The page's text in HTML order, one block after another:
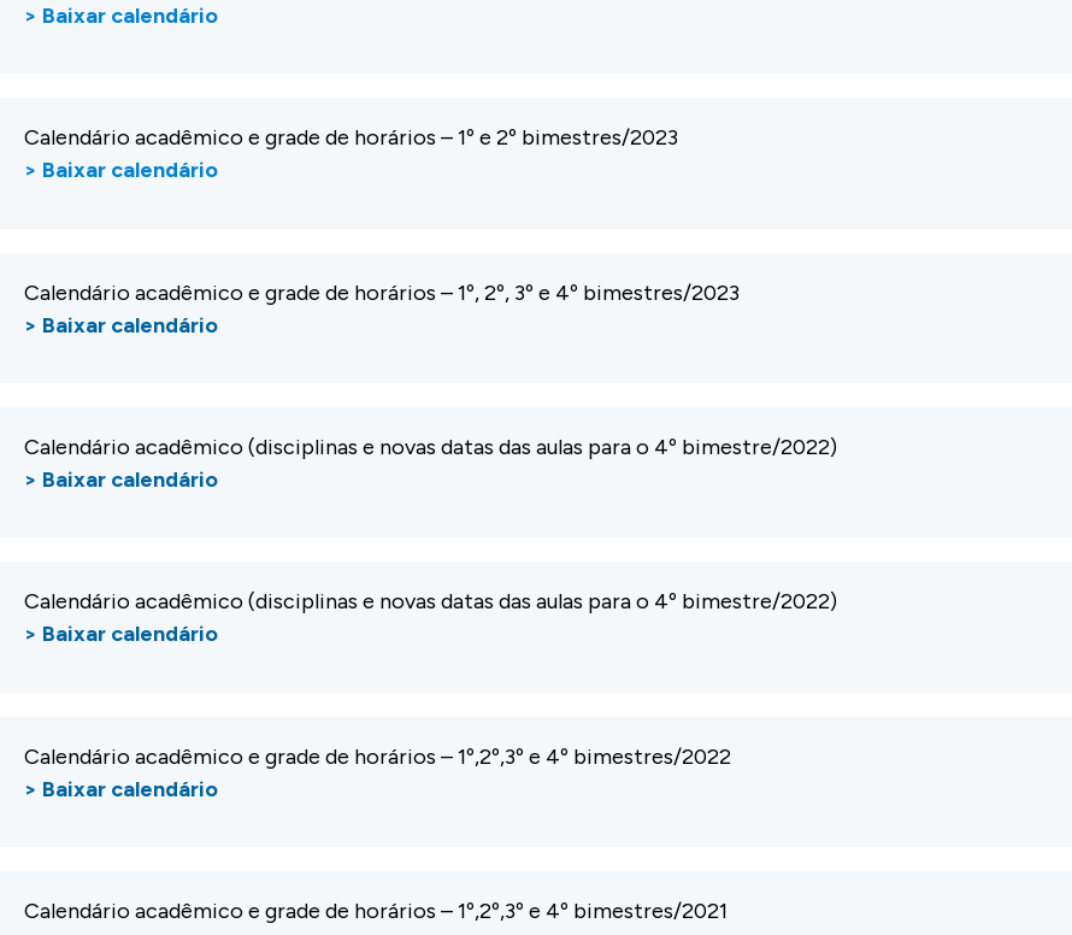
> Baixar calendário
Calendário acadêmico e grade de horários – 1º e 2º bimestres/2023
> Baixar calendário
Calendário acadêmico e grade de horários – 1º, 2º, 3º e 4º bimestres/2023
> Baixar calendário
Calendário acadêmico (disciplinas e novas datas das aulas para o 4º bimestre/2022)
> Baixar calendário
Calendário acadêmico (disciplinas e novas datas das aulas para o 4º bimestre/2022)
> Baixar calendário
Calendário acadêmico e grade de horários – 1º,2º,3º e 4º bimestres/2022
> Baixar calendário
Calendário acadêmico e grade de horários – 1º,2º,3º e 4º bimestres/2021